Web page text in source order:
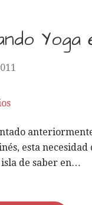
Yoga
esta necesidad
de saber en…